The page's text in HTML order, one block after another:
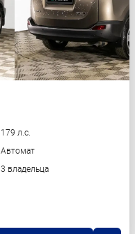
179 л.с.
Автомат
3 владельца